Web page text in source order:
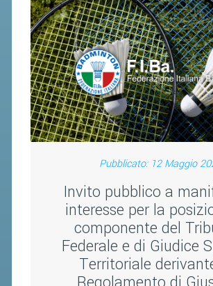
Pubblicato: 12 Maggio
Invito pubblico a
interesse per la
componente del
Federale e di Giudice
Territoriale
DIRIGENTI
CORSI
MATERIALE
DOCUMENTAZIONE
CONVENZIONI
DOCENTI
(D)ISTANTI DI
ALBI FEDERALI
FEDERAZIONE
AMMISSIONE,
REVOCA DI
E TESSERATI